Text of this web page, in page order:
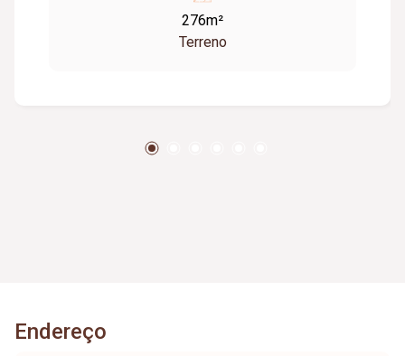
276m²
Terreno
Endereço